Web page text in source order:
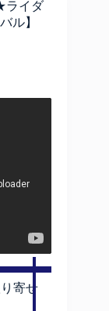
ライダ
ル】
寄せ